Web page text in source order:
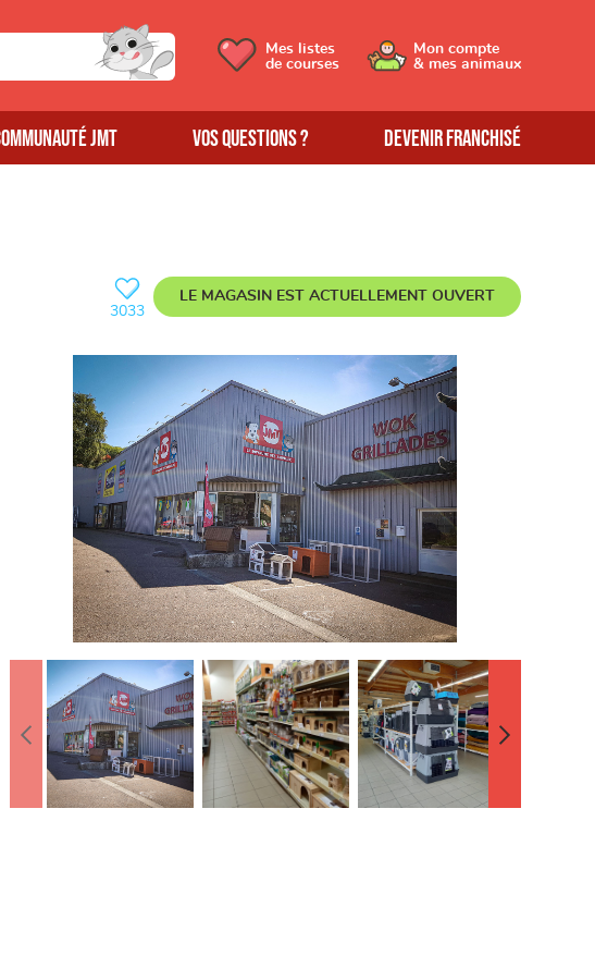
JMT Vos questions ? Devenir franchisé
Mes listes
de courses
Mon compte
& mes animaux
3033
LE MAGASIN EST ACTUELLEMENTOUVERT